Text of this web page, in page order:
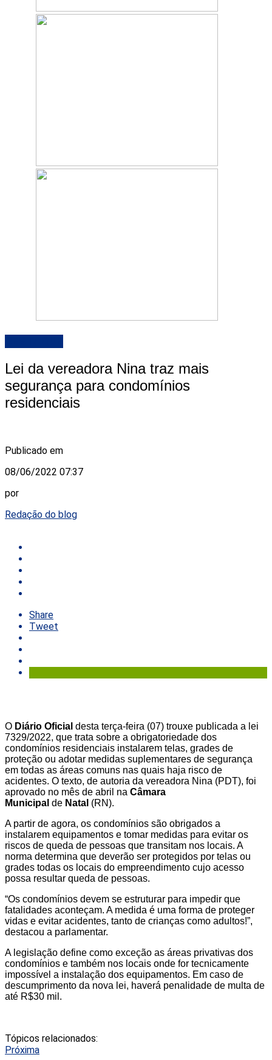
Lei da vereadora Nina traz mais
segurança para condomínios
residenciais
Publicado em
08/06/2022 07:37
por
Redação do blog
Share
Tweet
O Diário Oficial desta terça-feira (07) trouxe publicada a lei
7329/2022, que trata sobre a obrigatoriedade dos
condomínios residenciais instalarem telas, grades de
proteção ou adotar medidas suplementares de segurança
em todas as áreas comuns nas quais haja risco de
acidentes. O texto, de autoria da vereadora Nina (PDT), foi
aprovado no mês de abril na Câmara
Municipal de Natal (RN).
A partir de agora, os condomínios são obrigados a
instalarem equipamentos e tomar medidas para evitar os
riscos de queda de pessoas que transitam nos locais. A
norma determina que deverão ser protegidos por telas ou
grades todas os locais do empreendimento cujo acesso
possa resultar queda de pessoas.
“Os condomínios devem se estruturar para impedir que
fatalidades aconteçam. A medida é uma forma de proteger
vidas e evitar acidentes, tanto de crianças como adultos!”,
destacou a parlamentar.
A legislação define como exceção as áreas privativas dos
condomínios e também nos locais onde for tecnicamente
impossível a instalação dos equipamentos. Em caso de
descumprimento da nova lei, haverá penalidade de multa de
até R$30 mil.
Tópicos relacionados:
Próxima